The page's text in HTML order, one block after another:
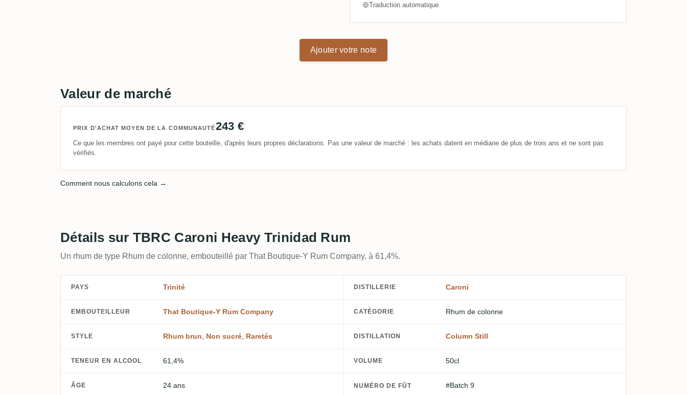
Traduction automatique
Ajouter votre note
Valeur de marché
PRIX D'ACHAT MOYEN DE LA COMMUNAUTÉ243 €
Ce que les membres ont payé pour cette bouteille, d'après leurs propres déclarations. Pas une valeur de marché : les achats datent en médiane de plus de trois ans et ne sont pas
vérifiés.
Comment nous calculons cela →
Détails sur TBRC Caroni Heavy Trinidad Rum
Un rhum de type Rhum de colonne, embouteillé par That Boutique-Y Rum Company, à 61,4%.
PAYS Trinité DISTILLERIE Caroni
EMBOUTEILLEUR That Boutique-Y Rum Company CATÉGORIE Rhum de colonne
STYLE Rhum brun Non sucré Raretés DISTILLATION Column Still
TENEUR EN ALCOOL 61,4% VOLUME 50cl
ÂGE 24 ans NUMÉRO DE FÛT #Batch 9